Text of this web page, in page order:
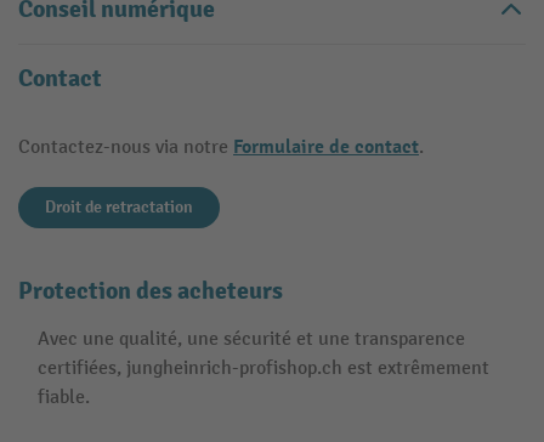
Conseil numérique
Contact
Contactez-nous via notre Formulaire de contact.
Droit de retractation
Protection des acheteurs
Avec une qualité, une sécurité et une transparence
certifiées, jungheinrich-profishop.ch est extrêmement
fiable.